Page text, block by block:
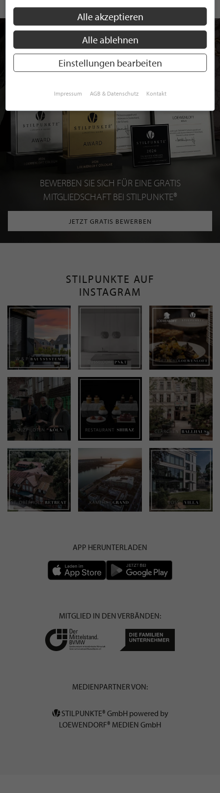
BEWERBEN SIE SICH FÜR EINE GRATIS
MITGLIEDSCHAFT BEI STILPUNKTE®
JETZT GRATIS BEWERBEN
STILPUNKTE AUF
INSTAGRAM
APP HERUNTERLADEN
MITGLIED IN DEN VERBÄNDEN:
MEDIENPARTNER VON:
STILPUNKTE® GmbH powered by
LOEWENDORF® MEDIEN GmbH
Alle akzeptieren
Alle ablehnen
Einstellungen bearbeiten
Impressum AGB & Datenschutz Kontakt